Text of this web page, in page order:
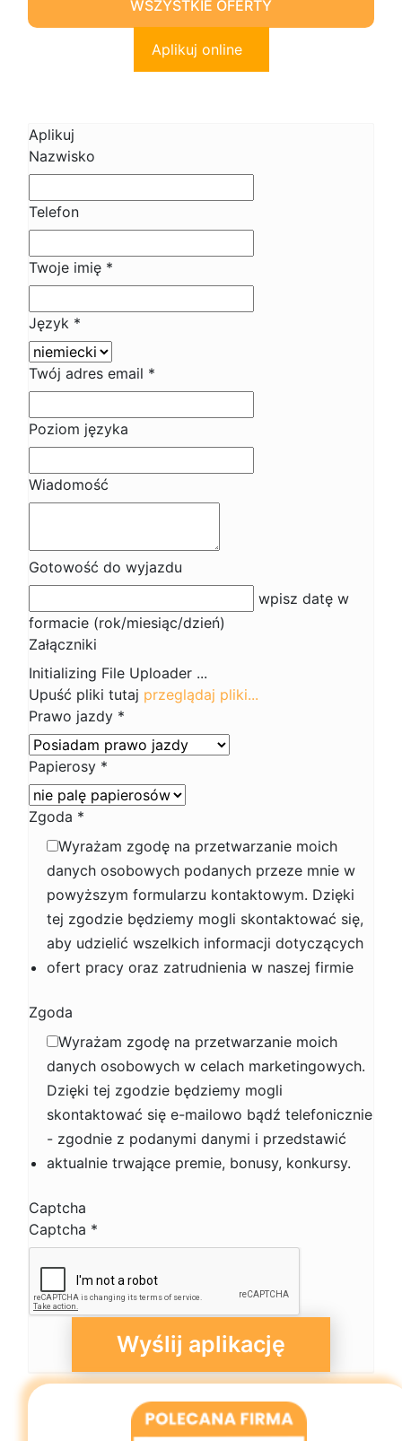
WSZYSTKIE OFERTY
Aplikuj online
Aplikuj
Nazwisko
Telefon
Twoje imię *
Język *
Twój adres email *
Poziom języka
Wiadomość
Gotowość do wyjazdu
wpisz datę w
formacie (rok/miesiąc/dzień)
Załączniki
Upuść pliki tutaj przeglądaj pliki...
Prawo jazdy *
Papierosy *
Zgoda *
Wyrażam zgodę na przetwarzanie moich
danych osobowych podanych przeze mnie w
powyższym formularzu kontaktowym. Dzięki
tej zgodzie będziemy mogli skontaktować się,
aby udzielić wszelkich informacji dotyczących
ofert pracy oraz zatrudnienia w naszej firmie
Zgoda
Wyrażam zgodę na przetwarzanie moich
danych osobowych w celach marketingowych.
Dzięki tej zgodzie będziemy mogli
skontaktować się e-mailowo bądź telefonicznie
- zgodnie z podanymi danymi i przedstawić
aktualnie trwające premie, bonusy, konkursy.
Captcha
Captcha *